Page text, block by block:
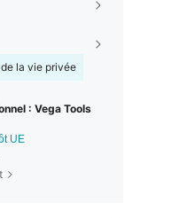
la vie privée
: Vega Tools
UE